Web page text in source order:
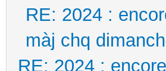
RE: 2024 :
màj chq
RE: 2024 :